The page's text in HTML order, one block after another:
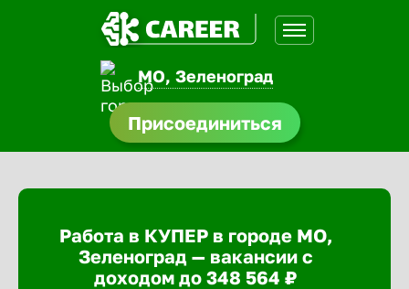
МО, Зеленоград
Присоединиться
Работа в КУПЕР в городе МО,
Зеленоград — вакансии с
доходом до 348 564 ₽